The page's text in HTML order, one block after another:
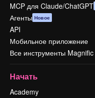
MCP для Claude/ChatGPT
Агенты Новое
API
Мобильное приложение
Все инструменты Magnific
Начать
Academy